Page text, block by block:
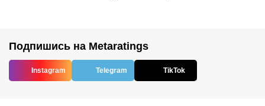
Подпишись на Metaratings
Instagram Telegram TikTok